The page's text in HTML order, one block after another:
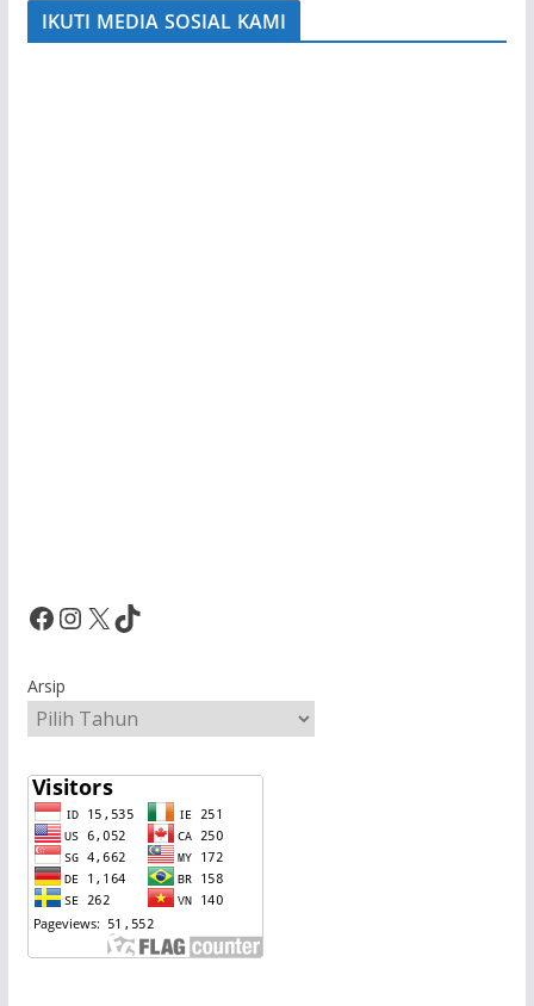
IKUTI MEDIA SOSIAL KAMI
Facebook InstagramX TikTok
Arsip